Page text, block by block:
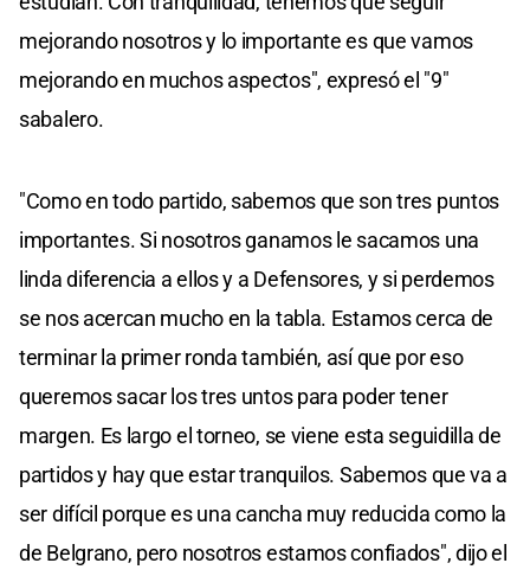
mejorando nosotros y lo importante es que vamos
mejorando en muchos aspectos", expresó el "9"
sabalero.
"Como en todo partido, sabemos que son tres puntos
importantes. Si nosotros ganamos le sacamos una
linda diferencia a ellos y a Defensores, y si perdemos
se nos acercan mucho en la tabla. Estamos cerca de
terminar la primer ronda también, así que por eso
queremos sacar los tres untos para poder tener
margen. Es largo el torneo, se viene esta seguidilla de
partidos y hay que estar tranquilos. Sabemos que va a
ser difícil porque es una cancha muy reducida como la
de Belgrano, pero nosotros estamos confiados", dijo el